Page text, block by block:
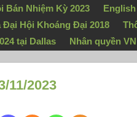
Bán Nhiệm Kỳ 2023
Đại Hội Khoáng Đại 2018
tại Dallas Nhân quyền VN
11/2023